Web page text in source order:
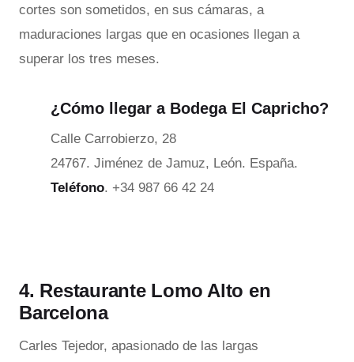
cortes son sometidos, en sus cámaras, a
maduraciones largas que en ocasiones llegan a
superar los tres meses.
¿Cómo llegar a Bodega El Capricho?
Calle Carrobierzo, 28
24767. Jiménez de Jamuz, León. España.
Teléfono. +34 987 66 42 24
4. Restaurante Lomo Alto en
Barcelona
Carles Tejedor, apasionado de las largas